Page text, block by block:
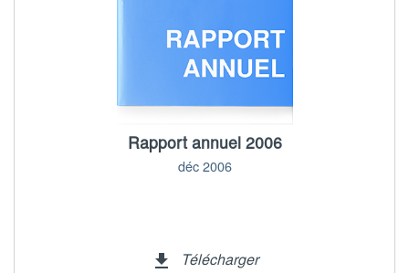
Rapport annuel 2006
déc 2006
file_download Télécharger